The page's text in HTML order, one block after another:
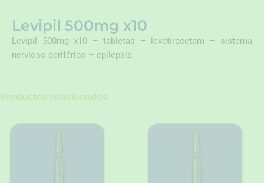
Levipil 500mg x10
Levipil 500mg x10 – tabletas – levetiracetam – sistema
nervioso periférico – epilepsia
Productos relacionados